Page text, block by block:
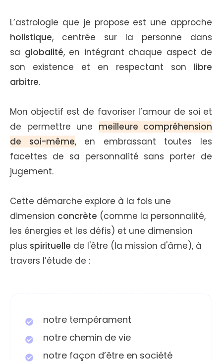
L’astrologie que je propose est une approche
holistique, centrée sur la personne dans
sa globalité, en intégrant chaque aspect de
son existence et en respectant son libre
arbitre.
Mon objectif est de favoriser l’amour de soi et
de permettre une meilleure compréhension
de soi-même, en embrassant toutes les
facettes de sa personnalité sans porter de
jugement.
Cette démarche explore à la fois une
dimension concrète (comme la personnalité,
les énergies et les défis) et une dimension
plus spirituelle de l'être (la mission d'âme), à
travers l’étude de :
notre tempérament
notre chemin de vie
notre façon d’être en société